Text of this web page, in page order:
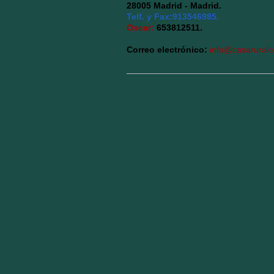
28005 Madrid - Madrid.
Telf. y Fax: 913546985.
Oscar: 653812511.
Correo electrónico: